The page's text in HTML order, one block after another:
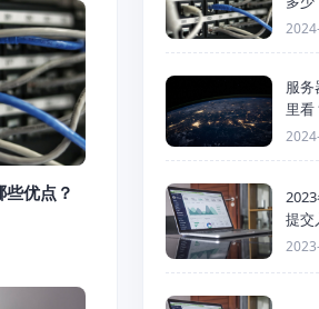
优点？
服
里看
提交